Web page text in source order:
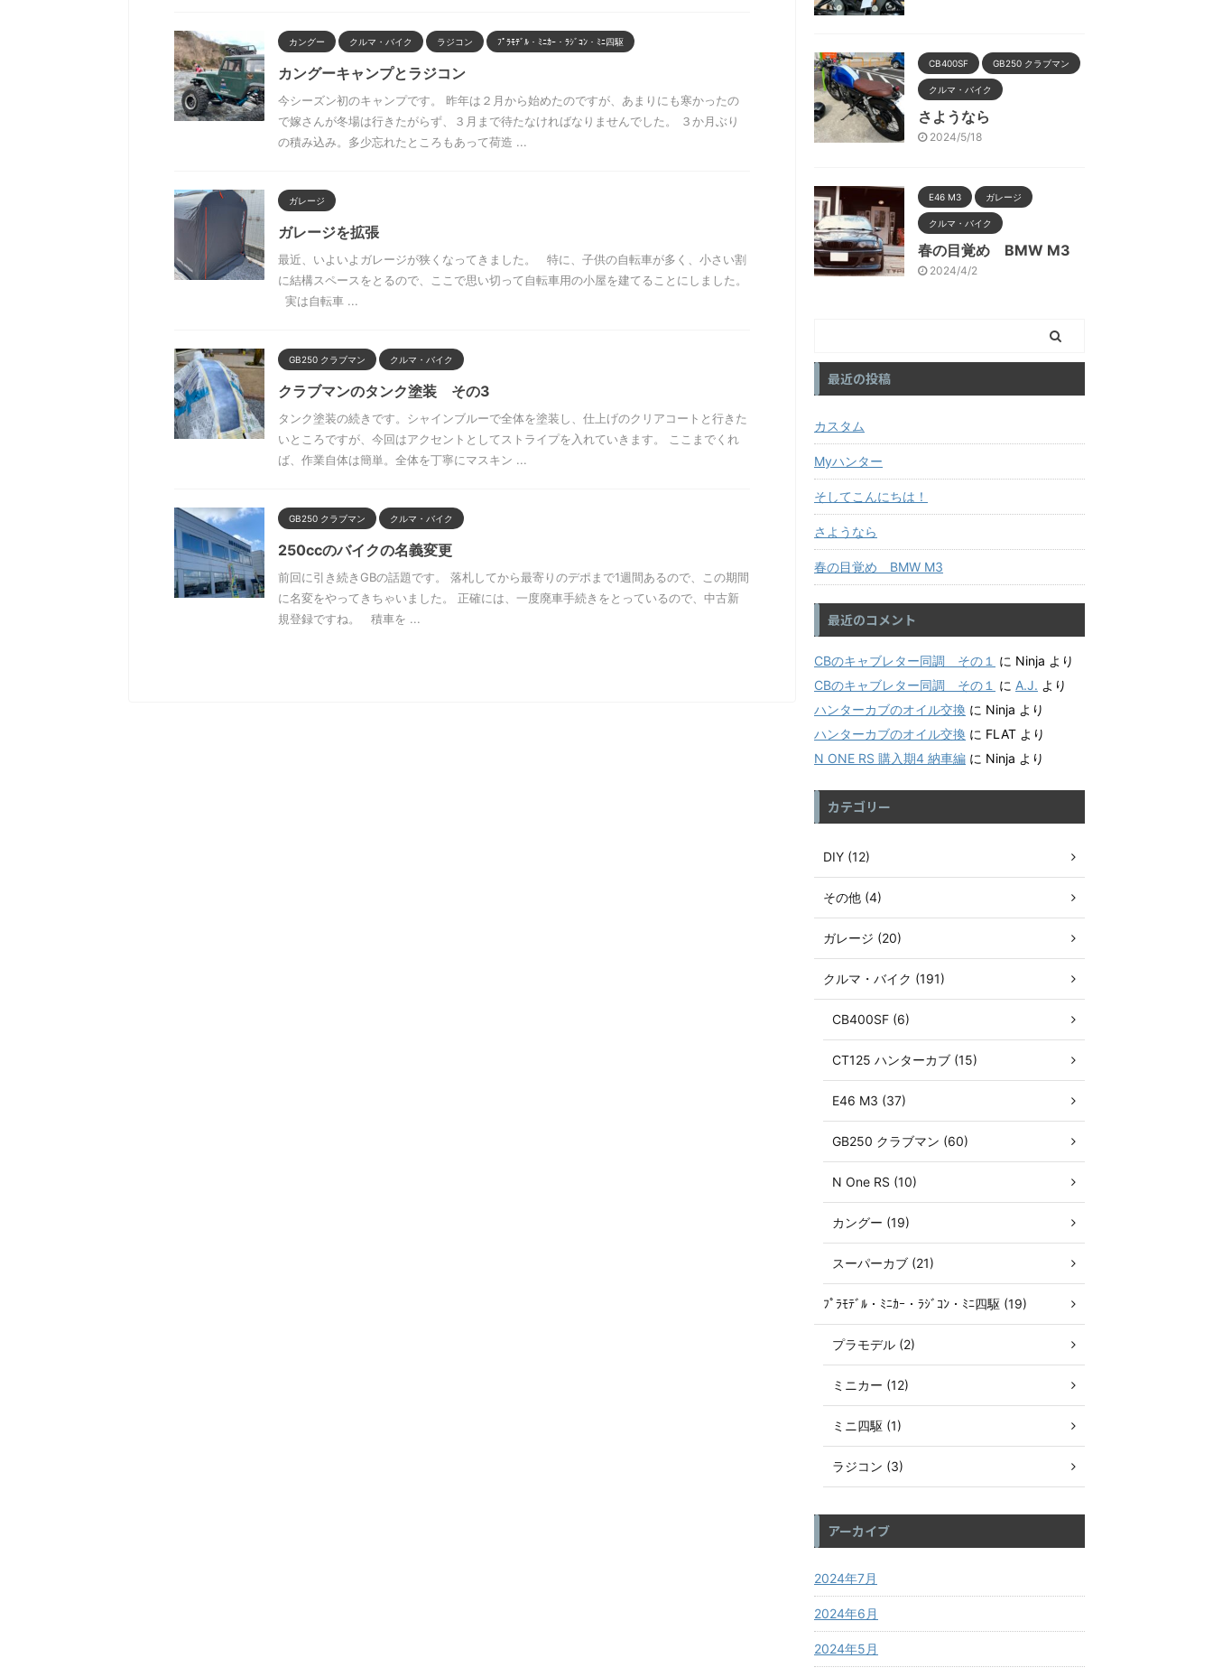
カングー クルマ・バイク ラジコン ﾌﾟﾗﾓﾃﾞﾙ・ﾐﾆｶｰ・ﾗｼﾞｺﾝ・ﾐﾆ四駆
カングーキャンプとラジコン
今シーズン初のキャンプです。 昨年は２月から始めたのですが、あまりにも寒かったの
で嫁さんが冬場は行きたがらず、３月まで待たなければなりませんでした。 ３か月ぶり
の積み込み。多少忘れたところもあって荷造 ...
ガレージ
ガレージを拡張
最近、いよいよガレージが狭くなってきました。 特に、子供の自転車が多く、小さい割
に結構スペースをとるので、ここで思い切って自転車用の小屋を建てることにしました。
実は自転車 ...
GB250 クラブマン クルマ・バイク
クラブマンのタンク塗装 その3
タンク塗装の続きです。シャインブルーで全体を塗装し、仕上げのクリアコートと行きた
いところですが、今回はアクセントとしてストライプを入れていきます。 ここまでくれ
ば、作業自体は簡単。全体を丁寧にマスキン ...
GB250 クラブマン クルマ・バイク
250ccのバイクの名義変更
前回に引き続きGBの話題です。 落札してから最寄りのデポまで1週間あるので、この期間
に名変をやってきちゃいました。 正確には、一度廃車手続きをとっているので、中古新
規登録ですね。 積車を ...
CB400SF GB250 クラブマン
クルマ・バイク
さようなら
2024/5/18
E46 M3 ガレージ
クルマ・バイク
春の目覚め BMW M3
2024/4/2
最近の投稿
カスタム
Myハンター
そしてこんにちは！
さようなら
春の目覚め BMW M3
最近のコメント
CBのキャブレター同調 その１ に Ninja より
CBのキャブレター同調 その１
に A.J. より
ハンターカブのオイル交換 に Ninja より
ハンターカブのオイル交換 に FLAT より
N ONE RS 購入期4 納車編 に Ninja より
カテゴリー
DIY (12)
その他 (4)
ガレージ (20)
クルマ・バイク (191)
CB400SF (6)
CT125 ハンターカブ (15)
E46 M3 (37)
GB250 クラブマン (60)
N One RS (10)
カングー (19)
スーパーカブ (21)
ﾌﾟﾗﾓﾃﾞﾙ・ﾐﾆｶｰ・ﾗｼﾞｺﾝ・ﾐﾆ四駆 (19)
プラモデル (2)
ミニカー (12)
ミニ四駆 (1)
ラジコン (3)
アーカイブ
2024年7月
2024年6月
2024年5月